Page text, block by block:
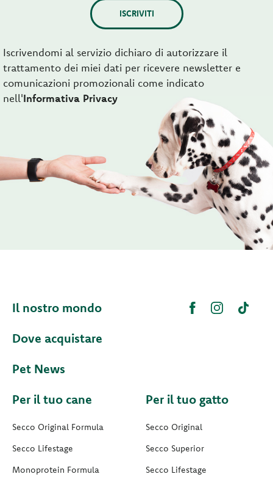
ISCRIVITI
Iscrivendomi al servizio dichiaro di autorizzare il
trattamento dei miei dati per ricevere newsletter e
comunicazioni promozionali come indicato
nell'Informativa Privacy
Il nostro mondo
Dove acquistare
Pet News
Per il tuo cane
Secco Original Formula
Secco Lifestage
Monoprotein Formula
Per il tuo gatto
Secco Original
Secco Superior
Secco Lifestage